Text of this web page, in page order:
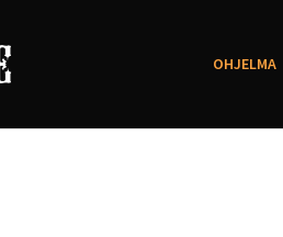
OHJELMA